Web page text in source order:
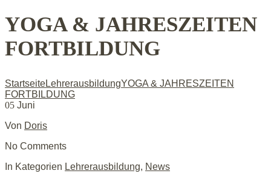
YOGA & JAHRESZEITEN
FORTBILDUNG
StartseiteLehrerausbildungYOGA & JAHRESZEITEN
FORTBILDUNG
05 Juni
Von Doris
No Comments
In Kategorien Lehrerausbildung, News